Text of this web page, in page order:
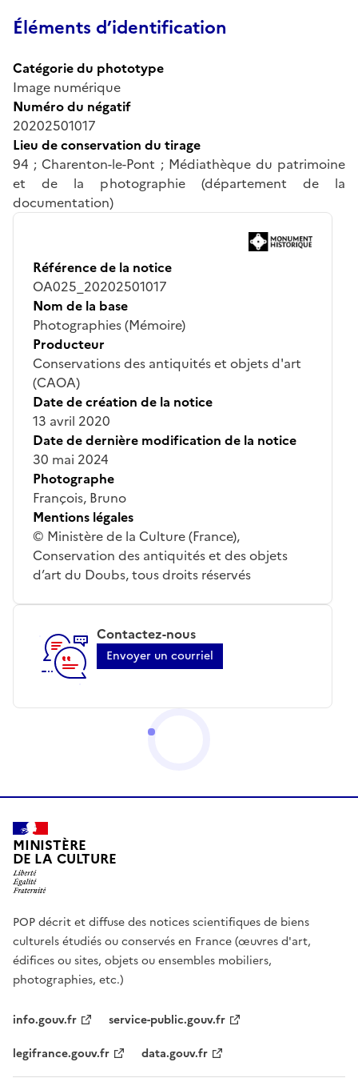
Éléments d’identification
Catégorie du phototype
Image numérique
Numéro du négatif
20202501017
Lieu de conservation du tirage
94 ; Charenton-le-Pont ; Médiathèque du patrimoine
et de la photographie (département de la
documentation)
Référence de la notice
OA025_20202501017
Nom de la base
Photographies (Mémoire)
Producteur
Conservations des antiquités et objets d'art
(CAOA)
Date de création de la notice
13 avril 2020
Date de dernière modification de la notice
30 mai 2024
Photographe
François, Bruno
Mentions légales
© Ministère de la Culture (France),
Conservation des antiquités et des objets
d’art du Doubs, tous droits réservés
Contactez-nous
Envoyer un courriel
MINISTÈRE
DE LA CULTURE
POP décrit et diffuse des notices scientifiques de biens
culturels étudiés ou conservés en France (œuvres d'art,
édifices ou sites, objets ou ensembles mobiliers,
photographies, etc.)
info.gouv.fr
service-public.gouv.fr
legifrance.gouv.fr
data.gouv.fr